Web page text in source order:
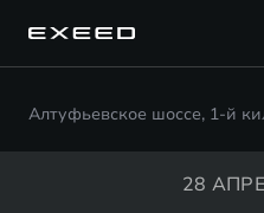
Алтуфьевское шоссе, 1-й
28